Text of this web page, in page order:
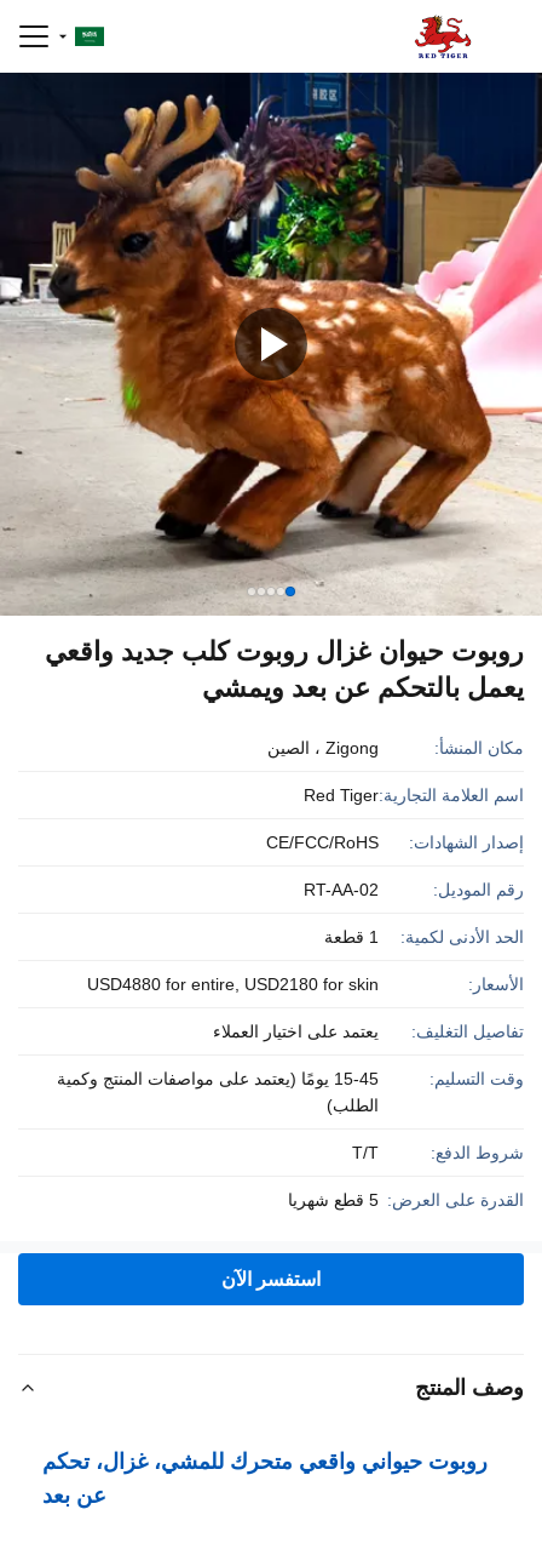
روبوت حيوان غزال روبوت كلب جديد واقعي
يعمل بالتحكم عن بعد ويمشي
مكان المنشأ: Zigong ، الصين
اسم العلامة التجارية:Red Tiger
إصدار الشهادات: CE/FCC/RoHS
رقم الموديل: RT-AA-02
الحد الأدنى لكمية: 1 قطعة
الأسعار: USD4880 for entire, USD2180 for skin
تفاصيل التغليف: يعتمد على اختيار العملاء
وقت التسليم:
15-45 يومًا (يعتمد على مواصفات المنتج وكمية
الطلب)
شروط الدفع: T/T
القدرة على العرض: 5 قطع شهريا
استفسر الآن
وصف المنتج
روبوت حيواني واقعي متحرك للمشي، غزال، تحكم
عن بعد